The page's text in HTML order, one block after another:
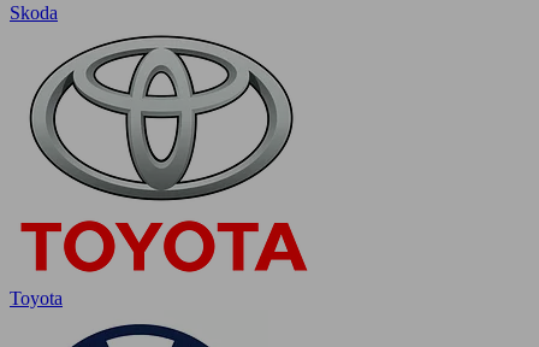
Skoda
Toyota